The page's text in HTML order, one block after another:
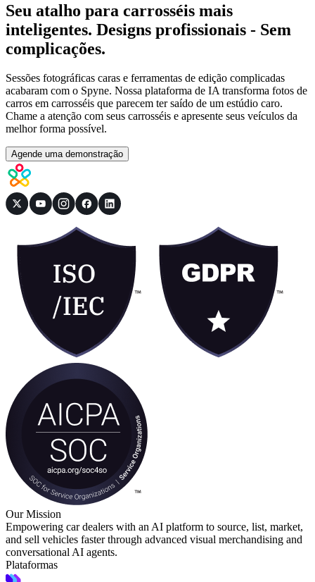
Seu atalho para carrosséis mais
inteligentes. Designs profissionais - Sem
complicações.
Sessões fotográficas caras e ferramentas de edição complicadas
acabaram com o Spyne. Nossa plataforma de IA transforma fotos de
carros em carrosséis que parecem ter saído de um estúdio caro.
Chame a atenção com seus carrosséis e apresente seus veículos da
melhor forma possível.
Agende uma demonstração
Our Mission
Empowering car dealers with an AI platform to source, list, market,
and sell vehicles faster through advanced visual merchandising and
conversational AI agents.
Plataformas